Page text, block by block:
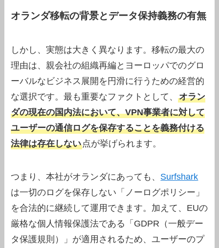
オランダ移転の背景とデータ保持義務の有無
しかし、実態は大きく異なります。移転の最大の
理由は、親会社の組織再編とヨーロッパでのグロ
ーバルなビジネス展開を円滑に行うための経営的
な選択です。最も重要なファクトとして、オラン
ダの現在の国内法において、VPN事業者に対して
ユーザーの通信ログを保存することを義務付ける
法律は存在しない点が挙げられます。
つまり、本社がオランダにあっても、 Surfshark
は一切のログを保存しない「ノーログポリシー」
を合法的に継続して運用できます。加えて、EUの
厳格な個人情報保護法である「GDPR（一般デー
タ保護規則）」が適用されるため、ユーザーのプ